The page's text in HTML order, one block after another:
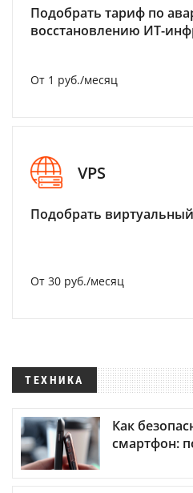
Подобрать тариф по
восстановлению ИТ-
От 1 руб./месяц
VPS
Подобрать
От 30 руб./месяц
ТЕХНИКА
Как
смартфон: